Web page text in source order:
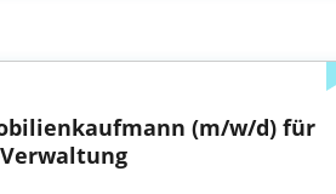
(m/w/d) für
Verwaltung